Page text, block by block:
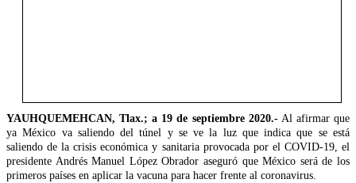
YAUHQUEMEHCAN, Tlax.; a 19 de septiembre 2020.-Al afirmar que
ya México va saliendo del túnel y se ve la luz que indica que se está
saliendo de la crisis económica y sanitaria provocada por el COVID-19, el
presidente Andrés Manuel López Obrador aseguró que México será de los
primeros países en aplicar la vacuna para hacer frente al coronavirus.